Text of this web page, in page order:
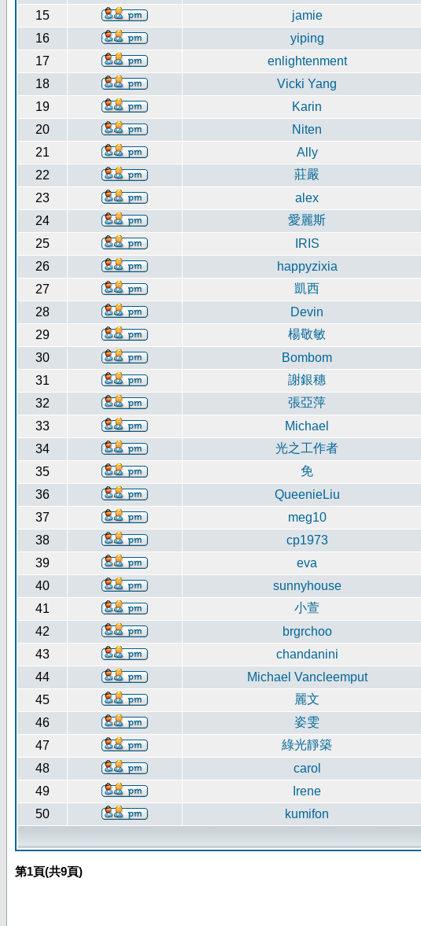
15
jamie
16
yiping
17
enlightenment
18
Vicki Yang
19
Karin
20
Niten
21
Ally
22
莊嚴
23
alex
24
愛麗斯
25
IRIS
26
happyzixia
27
凱西
28
Devin
29
楊敬敏
30
Bombom
31
謝銀穗
32
張亞萍
33
Michael
34
光之工作者
35
免
36
QueenieLiu
37
meg10
38
cp1973
39
eva
40
sunnyhouse
41
小萱
42
brgrchoo
43
chandanini
44
Michael Vancleemput
45
麗文
46
姿雯
47
綠光靜築
48
carol
49
Irene
50
kumifon
第1頁(共9頁)